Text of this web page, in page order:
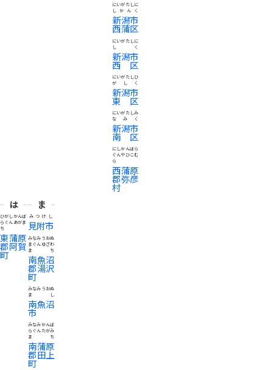
新潟市
西蒲区
にいがたしに
しかんく
新潟市
西区
にいがたしに
しく
新潟市
東区
にいがたしひ
がしく
新潟市
南区
にいがたしみ
なみく
西蒲原
郡弥彦
村
にしかんばら
ぐんやひこむ
ら
は
東蒲原
郡阿賀
町
ひがしかんば
らぐんあがま
ち
ま
見附市
みつけし
南魚沼
郡湯沢
町
みなみうおぬ
まぐんゆざわ
まち
南魚沼
市
みなみうおぬ
まし
南蒲原
郡田上
町
みなみかんば
らぐんたがみ
まち